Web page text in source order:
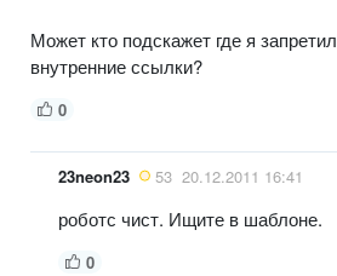
Может кто подскажет где я
внутренние ссылки?
0
23neon23 53 20.12.2011 16:41
роботс чист. Ищите в шаблоне.
0